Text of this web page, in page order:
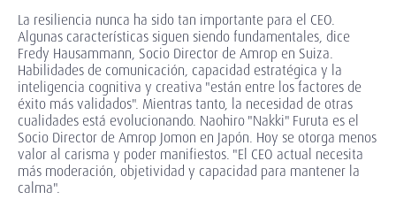
La resiliencia nunca ha sido tan importante para el CEO.
Algunas características siguen siendo fundamentales, dice
Fredy Hausammann, Socio Director de Amrop en Suiza.
Habilidades de comunicación, capacidad estratégica y la
inteligencia cognitiva y creativa "están entre los factores de
éxito más validados". Mientras tanto, la necesidad de otras
cualidades está evolucionando. Naohiro "Nakki" Furuta es el
Socio Director de Amrop Jomon en Japón. Hoy se otorga menos
valor al carisma y poder manifiestos. "El CEO actual necesita
más moderación, objetividad y capacidad para mantener la
calma".